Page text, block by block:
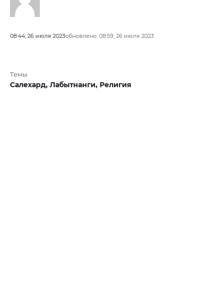
08:44, 26 июля 2023обновлено: 08:59, 26 июля 2023
Темы
Салехард, Лабытнанги, Религия